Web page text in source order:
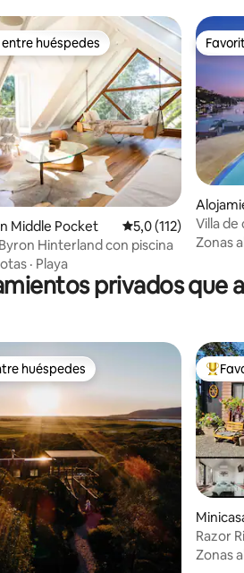
de 5. 281 evaluaciones
los huéspedes más destacados
huéspedes
Middle Pocket Calificación
5,0 (112)
Hinterland con piscina
· Playa
Villa de
playa
Zonas
privados que
de 5. 203 evaluaciones
huéspedes
huéspedes
Razor
Zonas